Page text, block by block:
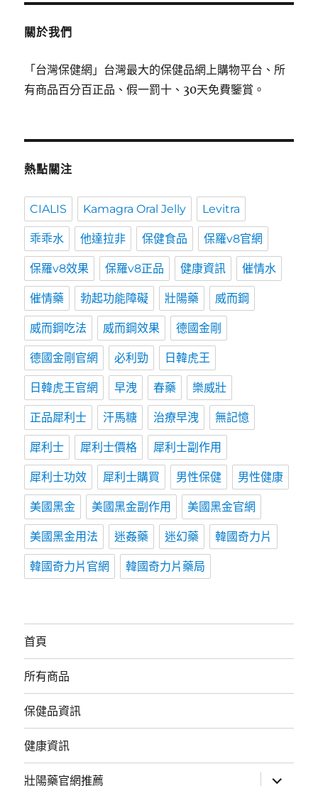
關於我們
「台灣保健網」台灣最大的保健品網上購物平台、所
有商品百分百正品、假一罰十、30天免費鑒賞。
熱點關注
CIALIS Kamagra Oral Jelly Levitra
乖乖水 他達拉非 保健食品 保羅v8官網
保羅v8效果 保羅v8正品 健康資訊 催情水
催情藥 勃起功能障礙 壯陽藥 威而鋼
威而鋼吃法 威而鋼效果 德國金剛
德國金剛官網 必利勁 日韓虎王
日韓虎王官網 早洩 春藥 樂威壯
正品犀利士 汗馬糖 治療早洩 無記憶
犀利士 犀利士價格 犀利士副作用
犀利士功效 犀利士購買 男性保健 男性健康
美國黑金 美國黑金副作用 美國黑金官網
美國黑金用法 迷姦藥 迷幻藥 韓國奇力片
韓國奇力片官網 韓國奇力片藥局
首頁
所有商品
保健品資訊
健康資訊
壯陽藥官網推薦